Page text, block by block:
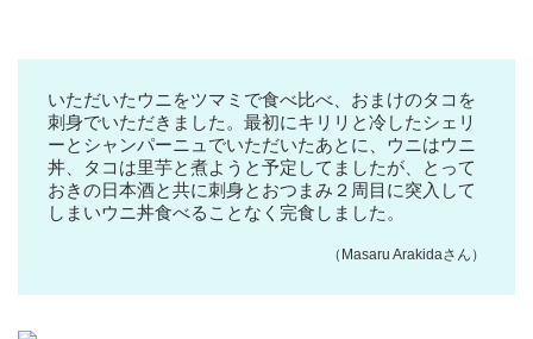
いただいたウニをツマミで食べ比べ、おまけのタコを
刺身でいただきました。最初にキリリと冷したシェリ
ーとシャンパーニュでいただいたあとに、ウニはウニ
丼、タコは里芋と煮ようと予定してましたが、とって
おきの日本酒と共に刺身とおつまみ２周目に突入して
しまいウニ丼食べることなく完食しました。
（Masaru Arakidaさん）